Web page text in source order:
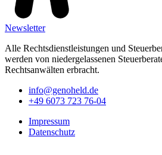
Newsletter
Alle Rechtsdienstleistungen und
werden von niedergelassenen
Rechtsanwälten erbracht.
info@genoheld.de
+49 6073 723 76-04
Impressum
Datenschutz